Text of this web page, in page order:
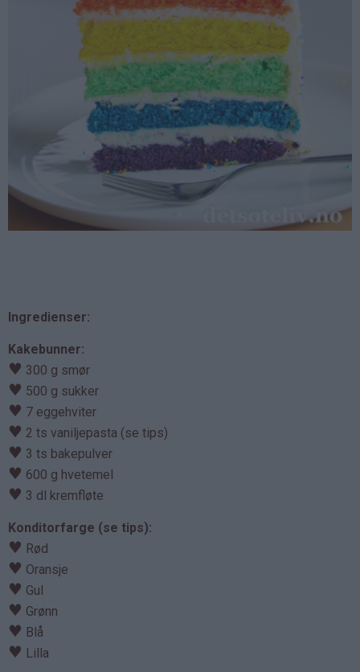
Ingredienser:
Kakebunner:
♥ 300 g smør
♥ 500 g sukker
♥ 7 eggehviter
♥ 2 ts vaniljepasta (se tips)
♥ 3 ts bakepulver
♥ 600 g hvetemel
♥ 3 dl kremfløte
Konditorfarge (se tips):
♥ Rød
♥ Oransje
♥ Gul
♥ Grønn
♥ Blå
♥ Lilla